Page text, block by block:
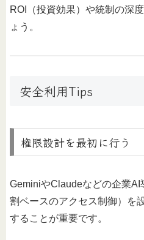
ROI（投資効果）や統制の深
ょう。
安全利用Tips
権限設計を最初に行う
GeminiやClaudeなどの企業
割ベースのアクセス制御）を
することが重要です。